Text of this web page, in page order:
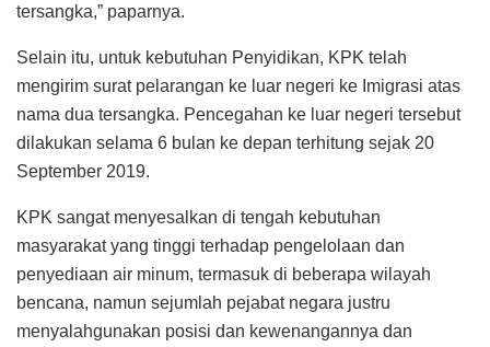
tersangka,” paparnya.
Selain itu, untuk kebutuhan Penyidikan, KPK telah
mengirim surat pelarangan ke luar negeri ke Imigrasi atas
nama dua tersangka. Pencegahan ke luar negeri tersebut
dilakukan selama 6 bulan ke depan terhitung sejak 20
September 2019.
KPK sangat menyesalkan di tengah kebutuhan
masyarakat yang tinggi terhadap pengelolaan dan
penyediaan air minum, termasuk di beberapa wilayah
bencana, namun sejumlah pejabat negara justru
menyalahgunakan posisi dan kewenangannya dan